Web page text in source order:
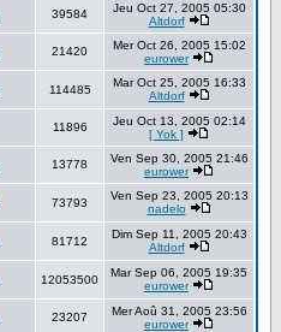
39584
Jeu Oct 27, 2005 05:30
Altdorf
21420
Mer Oct 26, 2005 15:02
eurower
114485
Mar Oct 25, 2005 16:33
Altdorf
11896
Jeu Oct 13, 2005 02:14
[ Yok ]
13778
Ven Sep 30, 2005 21:46
eurower
73793
Ven Sep 23, 2005 20:13
nadelo
81712
Dim Sep 11, 2005 20:43
Altdorf
12053500
Mar Sep 06, 2005 19:35
eurower
23207
Mer Aoû 31, 2005 23:56
eurower